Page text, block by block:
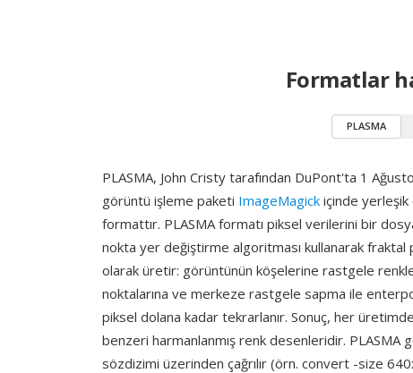
Formatlar
PLASMA
PLASMA, John Cristy tarafından DuPont'ta 1
görüntü işleme paketi ImageMagick içinde
formattır. PLASMA formatı piksel verilerini bir
nokta yer değiştirme algoritması kullanarak fraktal
olarak üretir: görüntünün köşelerine rastgele
noktalarına ve merkeze rastgele sapma ile
piksel dolana kadar tekrarlanır. Sonuç, her
benzeri harmanlanmış renk desenleridir. PLASMA
sözdizimi üzerinden çağrılır (örn. convert -size